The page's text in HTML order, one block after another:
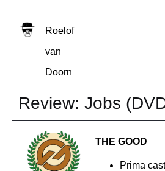
Roelof
van
Doorn
Review: Jobs
THE GOOD
Prima cast